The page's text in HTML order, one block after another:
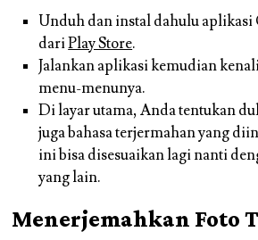
Unduh dan instal dahulu aplikasi
dariPlay Store.
Jalankan aplikasi kemudian
menu-menunya.
Di layar utama, Anda tentukan
juga bahasa terjermahan yang
ini bisa disesuaikan lagi nanti
yang lain.
Menerjemahkan Foto